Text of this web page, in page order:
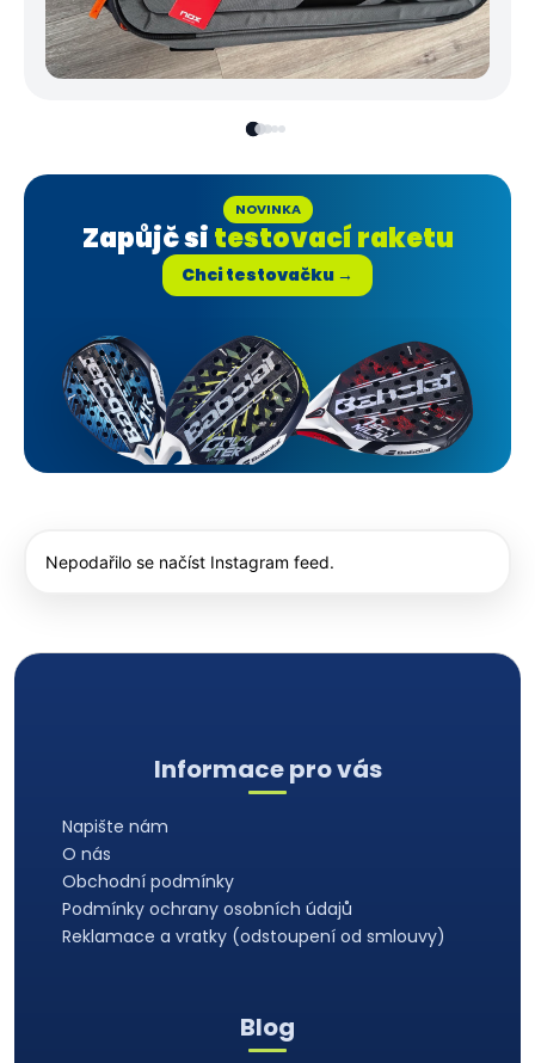
NOVINKA
Zapůjč sitestovací raketu
Chci testovačku →
Nepodařilo se načíst Instagram feed.
Informace pro vás
Napište nám
O nás
Obchodní podmínky
Podmínky ochrany osobních údajů
Reklamace a vratky (odstoupení od smlouvy)
Blog